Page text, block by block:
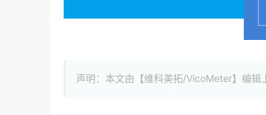
声明：本文由【维科美拓/VicoMeter】编辑